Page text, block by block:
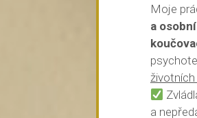
Moje
a
a